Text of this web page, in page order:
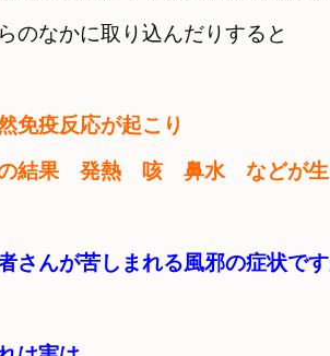
免疫反応が起こり
結果　発熱　咳　鼻水　などが
さんが苦しまれる風邪の症状で